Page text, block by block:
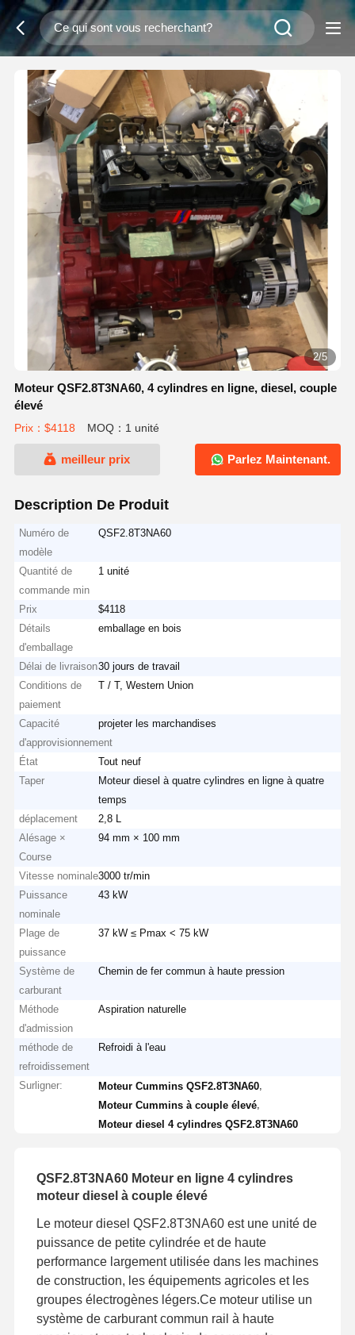
2/5
Moteur QSF2.8T3NA60, 4 cylindres en ligne, diesel, couple
élevé
Prix：$4118 MOQ：1 unité
meilleur prix Parlez Maintenant.
Description De Produit
Numéro de
modèle
QSF2.8T3NA60
Quantité de
commande min
1 unité
Prix
$4118
Détails
d'emballage
emballage en bois
Délai de livraison30 jours de travail
Conditions de
paiement
T / T, Western Union
Capacité
d'approvisionnement
projeter les marchandises
État
Tout neuf
Taper
Moteur diesel à quatre cylindres en ligne à quatre
temps
déplacement
2,8 L
Alésage ×
Course
94 mm × 100 mm
Vitesse nominale3000 tr/min
Puissance
nominale
43 kW
Plage de
puissance
37 kW ≤ Pmax < 75 kW
Système de
carburant
Chemin de fer commun à haute pression
Méthode
d'admission
Aspiration naturelle
méthode de
refroidissement
Refroidi à l'eau
Surligner: Moteur Cummins QSF2.8T3NA60
Moteur Cummins à couple élevé
Moteur diesel 4 cylindres QSF2.8T3NA60
QSF2.8T3NA60 Moteur en ligne 4 cylindres
moteur diesel à couple élevé
Le moteur diesel QSF2.8T3NA60 est une unité de
puissance de petite cylindrée et de haute
performance largement utilisée dans les machines
de construction, les équipements agricoles et les
groupes électrogènes légers.Ce moteur utilise un
système de carburant commun rail à haute